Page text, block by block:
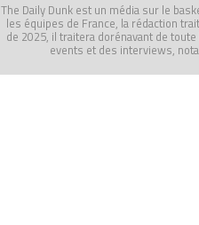
The Daily Dunk est un média sur le
les équipes de France, la rédaction
de 2025, il traitera dorénavant de
events et des interviews,